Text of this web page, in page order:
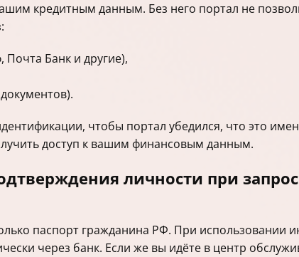
кредитным данным. Без него портал не
Банк и другие),
чтобы портал убедился, что это
доступ к вашим финансовым данным.
личности при
паспорт гражданина РФ. При использовании
через банк. Если же вы идёте в центр